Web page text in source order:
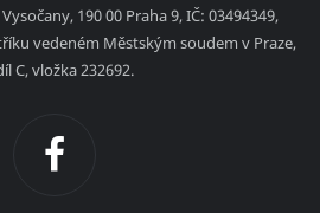
190 00 Praha 9, IČ: 03494349,
vedeném Městským soudem v Praze,
C, vložka 232692.